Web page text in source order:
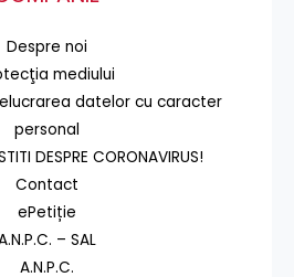
Despre noi
mediului
datelor cu caracter
personal
DESPRE CORONAVIRUS!
Contact
ePetiție
– SAL
A.N.P.C.